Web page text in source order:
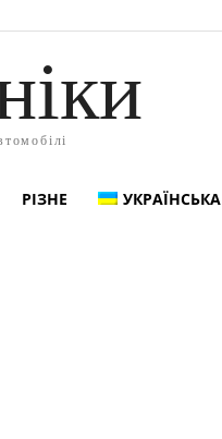
РІЗНЕ УКРАЇНСЬКА